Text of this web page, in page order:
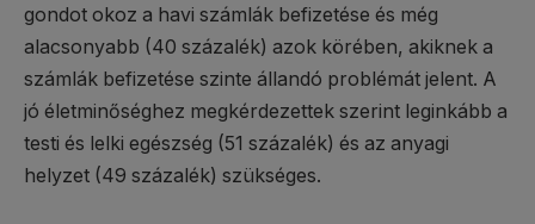
gondot okoz a havi számlák befizetése és még
alacsonyabb (40 százalék) azok körében, akiknek a
számlák befizetése szinte állandó problémát jelent. A
jó életminőséghez megkérdezettek szerint leginkább a
testi és lelki egészség (51 százalék) és az anyagi
helyzet (49 százalék) szükséges.